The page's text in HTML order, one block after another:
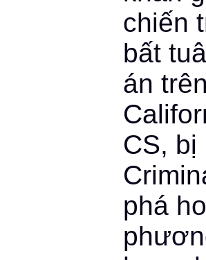
chiến
bất
án
CS, bị
phá